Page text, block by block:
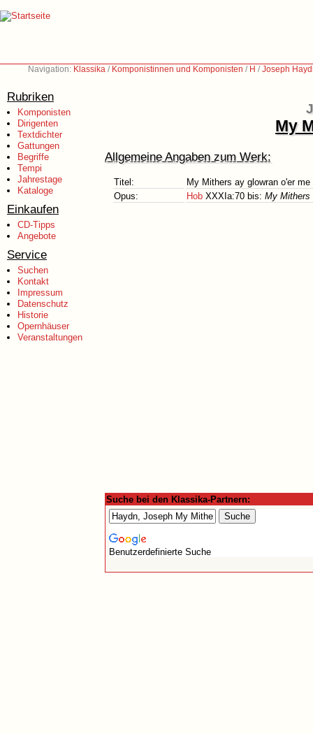
Navigation: Klassika / Komponistinnen und Komponisten / H /Joseph
Rubriken
Komponisten
Dirigenten
Textdichter
Gattungen
Begriffe
Tempi
Jahrestage
Kataloge
Einkaufen
CD-Tipps
Angebote
Service
Suchen
Kontakt
Impressum
Datenschutz
Historie
Opernhäuser
Veranstaltungen
My
Allgemeine Angaben zum Werk:
Titel:
My Mithers ay glowran o'er me
Opus:
Hob XXXIa:70 bis: My Mithers
Suche bei den Klassika-Partnern:
Benutzerdefinierte Suche